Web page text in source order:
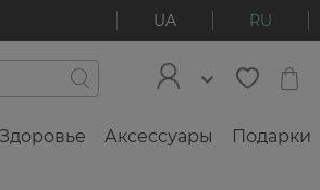
UA RU
Здоровье Аксессуары Подарки